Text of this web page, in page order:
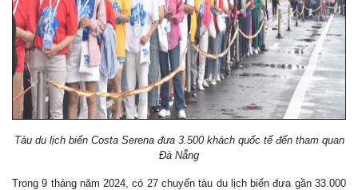
Tàu du lịch biển Costa Serena đưa 3.500 khách quốc tế đến tham quan
Đà Nẵng
Trong 9 tháng năm 2024, có 27 chuyến tàu du lịch biển đưa gần 33.000